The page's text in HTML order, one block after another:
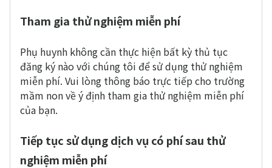
Tham gia thử nghiệm miễn phí
Phụ huynh không cần thực hiện bất kỳ thủ tục
đăng ký nào với chúng tôi để sử dụng thử nghiệm
miễn phí. Vui lòng thông báo trực tiếp cho trường
mầm non về ý định tham gia thử nghiệm miễn phí
của bạn.
Tiếp tục sử dụng dịch vụ có phí sau thử
nghiệm miễn phí